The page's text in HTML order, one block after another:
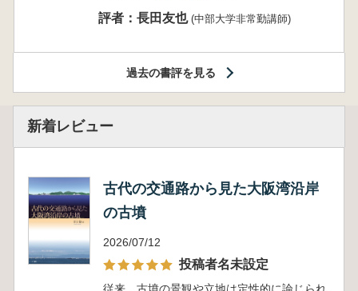
評者：長田友也 (中部大学非常勤講師)
過去の書評を見る
新着レビュー
古代の交通路から見た大阪湾沿岸
の古墳
2026/07/12
投稿者名未設定